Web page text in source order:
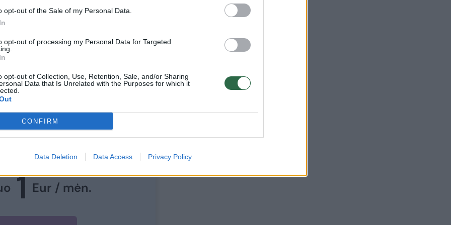
opt-out of the Sale of my Personal Data.
opt-out of processing my Personal Data for Targeted
opt-out of Collection, Use, Retention, Sale, and/or Sharing
Data that Is Unrelated with the Purposes for which it
CONFIRM
Data Deletion Data Access Privacy Policy
sugebėjo jį įregistruoti kaip šimtu
skaityti
toliau?
prenumeratoriumi
1 Eur / mėn.